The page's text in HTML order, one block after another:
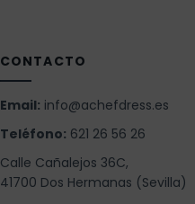
CONTACTO
Email: info@achefdress.es
Teléfono: 621 26 56 26
Calle Cañalejos 36C,
41700 Dos Hermanas (Sevilla)